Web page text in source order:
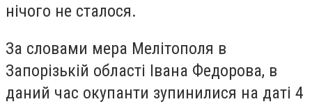
нічого не сталося.
За словами мера Мелітополя в
Запорізькій області Івана Федорова, в
даний час окупанти зупинилися на даті 4